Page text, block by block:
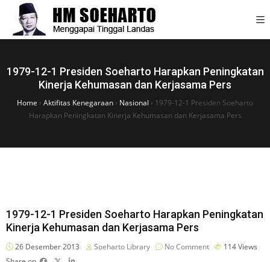
1979-12-1 Presiden Soeharto Harapkan Peningkatan
Kinerja Kehumasan dan Kerjasama Pers
Home › Aktifitas Kenegaraan › Nasional › 1979-12-1 Presiden Soeharto
Harapkan Peningkatan Kinerja Kehumasan dan Kerjasama Pers
1979-12-1 Presiden Soeharto Harapkan Peningkatan
Kinerja Kehumasan dan Kerjasama Pers
26 Desember 2013 Soeharto Library No Comment 114Views